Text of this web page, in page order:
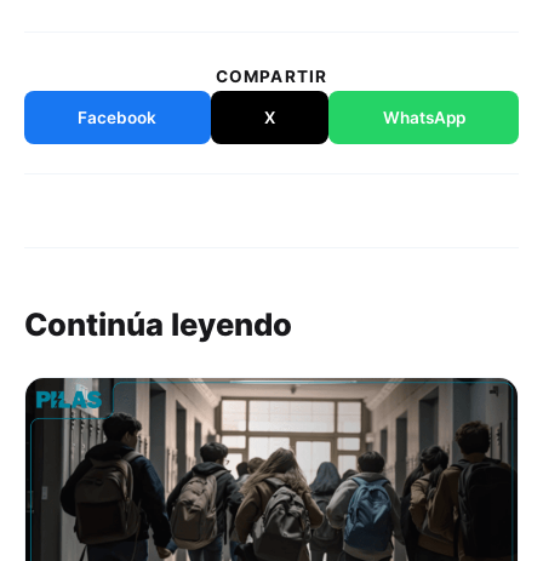
COMPARTIR
Facebook X WhatsApp
Continúa leyendo